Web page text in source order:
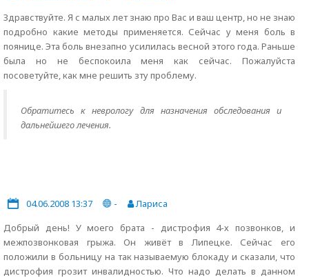
Здравствуйте. Я с малых лет знаю про Вас и ваш центр, но не знаю
подробно какие методы применяется. Сейчас у меня боль в
поянице. Эта боль внезапно усилилась весной этого года. Раньше
была но не беспокоила меня как сейчас. Пожалуйста
посоветуйте, как мне решить зту проблему.
Обратитесь к неврологу для назначения обследования и
дальнейшего лечения.
04.06.2008 13:37 -
Лариса
Добрый день! У моего брата - дистрофия 4-х позвонков, и
межпозвонковая грыжа. Он живёт в Липецке. Сейчас его
положили в больницу на так называемую блокаду и сказали, что
дистрофия грозит инвалидностью. Что надо делать в данном